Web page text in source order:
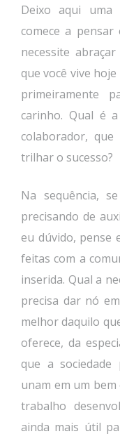
Deixo aqui
comece a
necessite
que você vive
primeiramente
carinho. Qual é
colaborador,
trilhar o sucesso?
Na sequência,
precisando de
eu dúvido, pense
feitas com a
inserida. Qual a
precisa dar nó
melhor daquilo
oferece, da
que a
unam em um
trabalho
ainda mais útil